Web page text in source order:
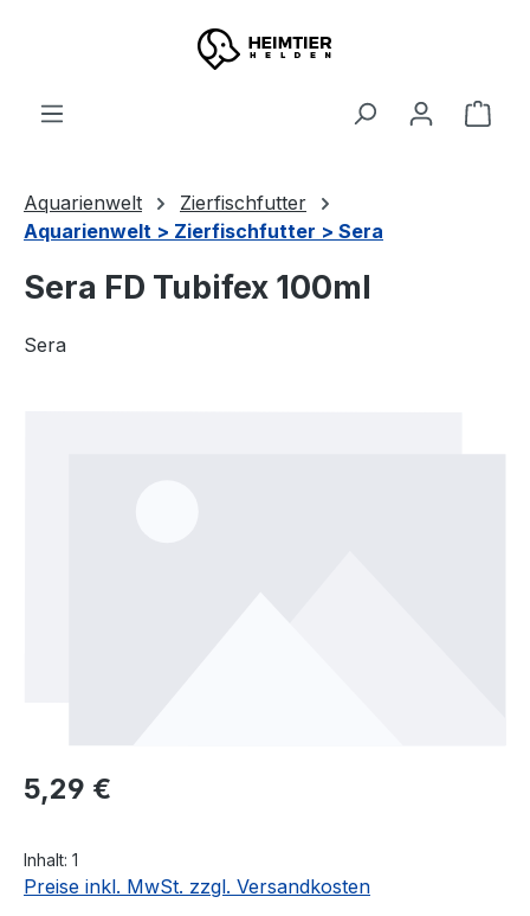
Zum Hauptinhalt springen
Aquarienwelt
Zierfischfutter
Aquarienwelt > Zierfischfutter > Sera
Sera FD Tubifex 100ml
Sera
Regulärer Preis:
5,29 €
Inhalt: 1
Preise inkl. MwSt. zzgl. Versandkosten